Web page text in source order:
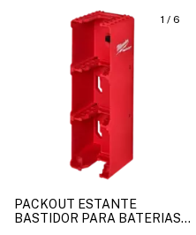
1 / 6
PACKOUT ESTANTE
BASTIDOR PARA BATERIAS